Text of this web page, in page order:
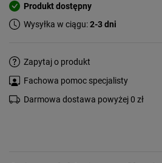
Produkt dostępny
Wysyłka w ciągu:2-3 dni
Zapytaj o produkt
Fachowa pomoc specjalisty
Darmowa dostawa powyżej 0 zł